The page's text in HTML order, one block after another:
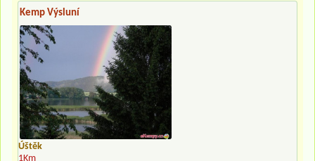
Kemp Výsluní
Úštěk
1Km